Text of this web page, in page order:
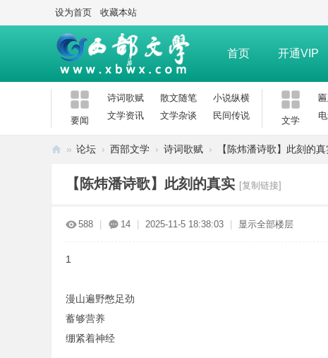
设为首页 收藏本站
首页 开通VIP
要闻
诗词歌赋 散文随笔
小说纵横
文学资讯
文学杂谈 民间传说 文学
» 论坛 › 西部文学 › 诗词歌赋 › 【陈炜潘诗歌】此刻的
【陈炜潘诗歌】此刻的真实 [复制链接]
588 14 2025-11-5 18:38:03 显示全部楼层
1
漫山遍野憋足劲
蓄够营养
绷紧着神经